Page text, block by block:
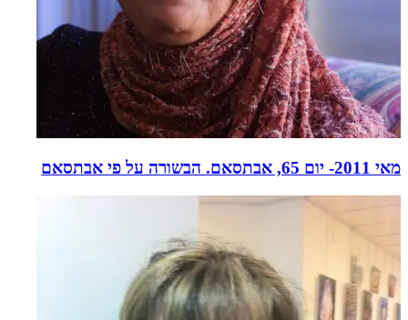
מאי 2011- יום 65, אבתסאם. הבשורה על פי אבתסאם